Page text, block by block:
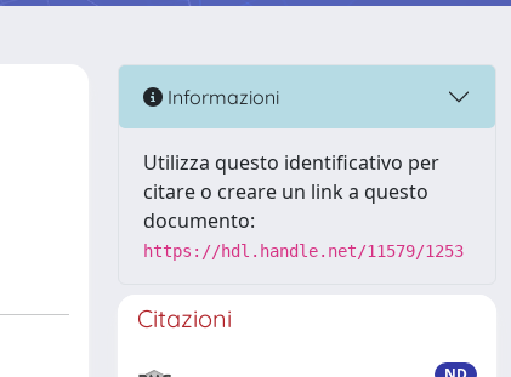
Informazioni
Utilizza questo identificativo per
citare o creare un link a questo
documento:
https://hdl.handle.net/11579/1253
Citazioni